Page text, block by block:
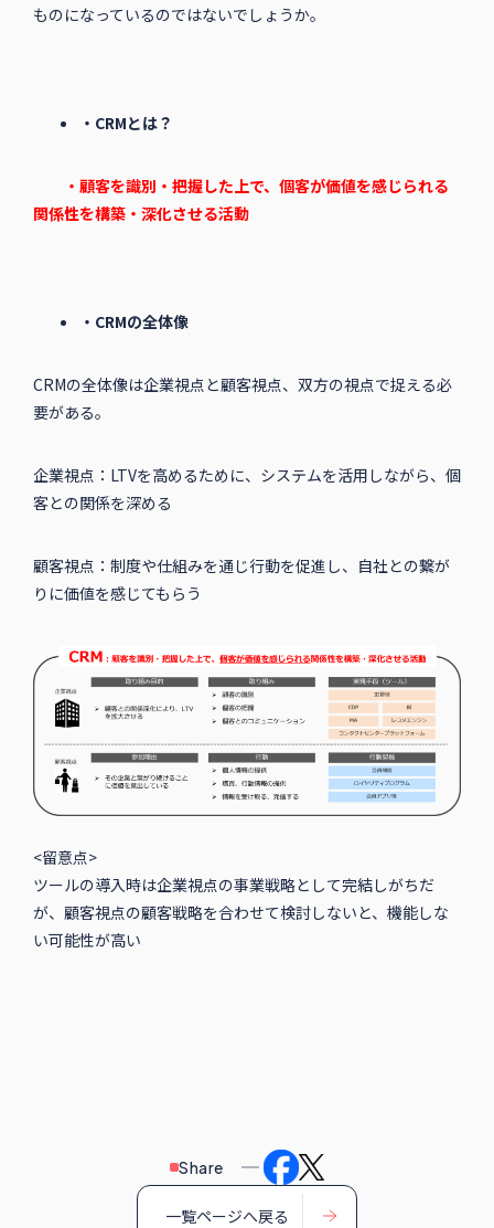
ものになっているのではないでしょうか。
・CRMとは？
・ 顧客を識別・把握した上で、個客が価値を感じられる
関係性を構築・深化させる活動
・CRMの全体像
CRMの全体像は企業視点と顧客視点、双方の視点で捉える必
要がある。
企業視点：LTVを高めるために、システムを活用しながら、個
客との関係を深める
顧客視点：制度や仕組みを通じ行動を促進し、自社との繋が
りに価値を感じてもらう
<留意点>
ツールの導入時は企業視点の事業戦略として完結しがちだ
が、顧客視点の顧客戦略を合わせて検討しないと、機能しな
い可能性が高い
Share
一覧ページへ戻る